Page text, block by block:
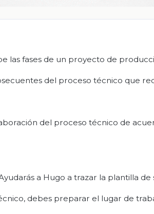
las fases de un proyecto de
del proceso técnico que
del proceso técnico de
a Hugo a trazar la plantilla
debes preparar el lugar de